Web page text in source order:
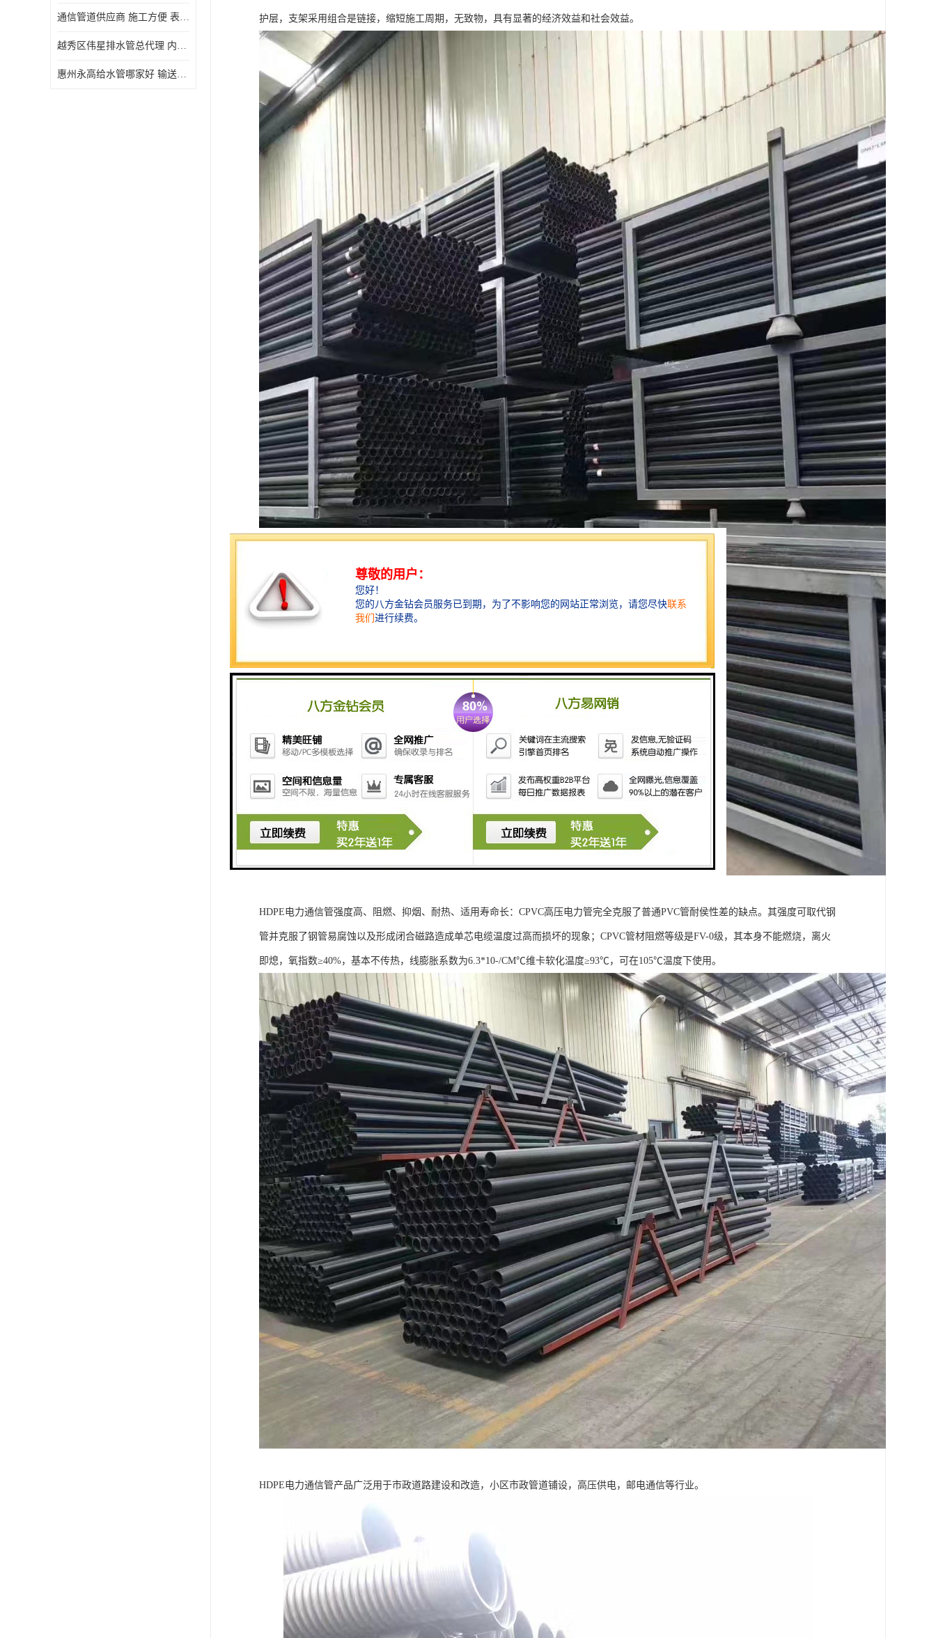
通信管道供应商 施工方便 表面电阻系数大
越秀区伟星排水管总代理 内部表面光滑 大功率 效率高
惠州永高给水管哪家好 输送能力强 方便施工和运输
护层，支架采用组合是链接，缩短施工周期，无致物，具有显著的经济效益和社会效益。
HDPE电力通信管强度高、阻燃、抑烟、耐热、适用寿命长：CPVC高压电力管完全克服了普通PVC管耐侯性差的缺点。其强度可取代钢
管并克服了钢管易腐蚀以及形成闭合磁路造成单芯电缆温度过高而损坏的现象；CPVC管材阻燃等级是FV-0级，其本身不能燃烧，离火
即熄，氧指数≥40%，基本不传热，线膨胀系数为6.3*10-/CM℃维卡软化温度≥93℃，可在105℃温度下使用。
HDPE电力通信管产品广泛用于市政道路建设和改造，小区市政管道铺设，高压供电，邮电通信等行业。